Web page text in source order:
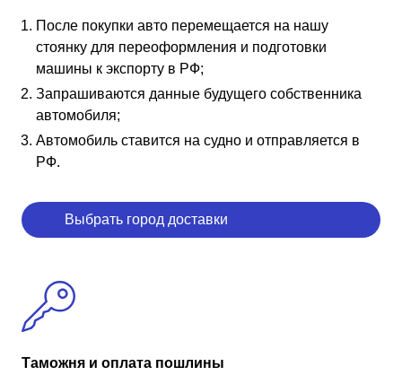
После покупки авто перемещается на нашу
стоянку для переоформления и подготовки
машины к экспорту в РФ;
Запрашиваются данные будущего собственника
автомобиля;
Автомобиль ставится на судно и отправляется в
РФ.
Выбрать город доставки
Таможня и оплата пошлины